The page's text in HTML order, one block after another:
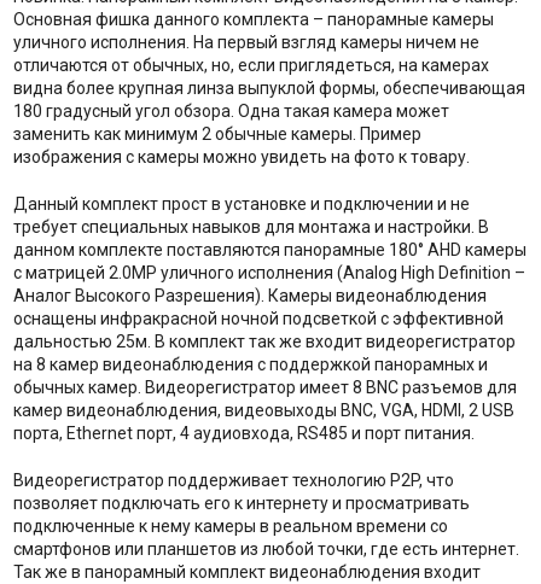
Основная фишка данного комплекта – панорамные камеры
уличного исполнения. На первый взгляд камеры ничем не
отличаются от обычных, но, если приглядеться, на камерах
видна более крупная линза выпуклой формы, обеспечивающая
180 градусный угол обзора. Одна такая камера может
заменить как минимум 2 обычные камеры. Пример
изображения с камеры можно увидеть на фото к товару.
Данный комплект прост в установке и подключении и не
требует специальных навыков для монтажа и настройки. В
данном комплекте поставляются панорамные 180° AHD камеры
с матрицей 2.0MP уличного исполнения (Analog High Definition –
Аналог Высокого Разрешения). Камеры видеонаблюдения
оснащены инфракрасной ночной подсветкой с эффективной
дальностью 25м. В комплект так же входит видеорегистратор
на 8 камер видеонаблюдения с поддержкой панорамных и
обычных камер. Видеорегистратор имеет 8 BNC разъемов для
камер видеонаблюдения, видеовыходы BNC, VGA, HDMI, 2 USB
порта, Ethernet порт, 4 аудиовхода, RS485 и порт питания.
Видеорегистратор поддерживает технологию P2P, что
позволяет подключать его к интернету и просматривать
подключенные к нему камеры в реальном времени со
смартфонов или планшетов из любой точки, где есть интернет.
Так же в панорамный комплект видеонаблюдения входит